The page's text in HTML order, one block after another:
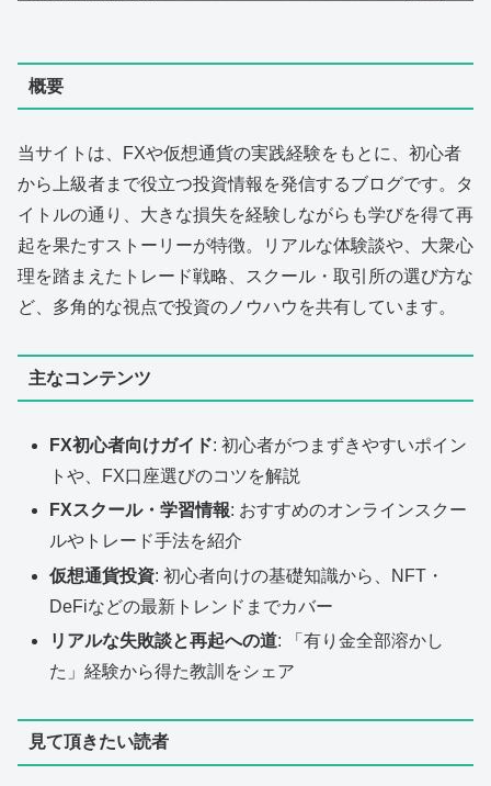
概要
当サイトは、FXや仮想通貨の実践経験をもとに、初心者
から上級者まで役立つ投資情報を発信するブログです。タ
イトルの通り、大きな損失を経験しながらも学びを得て再
起を果たすストーリーが特徴。リアルな体験談や、大衆心
理を踏まえたトレード戦略、スクール・取引所の選び方な
ど、多角的な視点で投資のノウハウを共有しています。
主なコンテンツ
FX初心者向けガイド: 初心者がつまずきやすいポイン
トや、FX口座選びのコツを解説
FXスクール・学習情報: おすすめのオンラインスクー
ルやトレード手法を紹介
仮想通貨投資: 初心者向けの基礎知識から、NFT・
DeFiなどの最新トレンドまでカバー
リアルな失敗談と再起への道: 「有り金全部溶かし
た」経験から得た教訓をシェア
見て頂きたい読者